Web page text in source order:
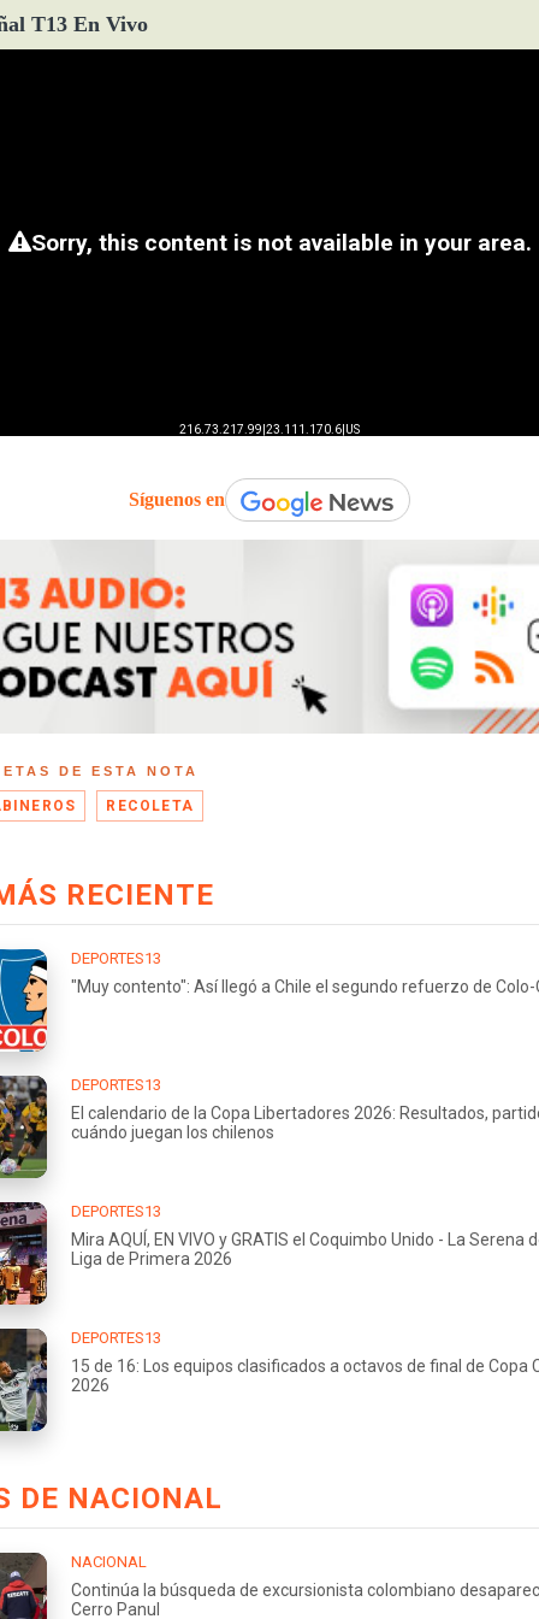
T13 En Vivo
Síguenos en
DE ESTA NOTA
RECOLETA
RECIENTE
DEPORTES13
"Muy contento": Así llegó a Chile el segundo refuerzo de Colo-
DEPORTES13
El calendario de la Copa Libertadores 2026: Resultados,
cuándo juegan los chilenos
DEPORTES13
Mira AQUÍ, EN VIVO y GRATIS el Coquimbo Unido - La Serena
Liga de Primera 2026
DEPORTES13
15 de 16: Los equipos clasificados a octavos de final de Copa
2026
DE NACIONAL
NACIONAL
Continúa la búsqueda de excursionista colombiano
Cerro Panul